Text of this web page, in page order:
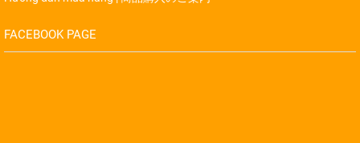
FACEBOOK PAGE